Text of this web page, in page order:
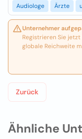
Ähnliche
Audiologe
Ärzte
Unternehmer
Registrieren Sie
globale Reichweite
Zurück